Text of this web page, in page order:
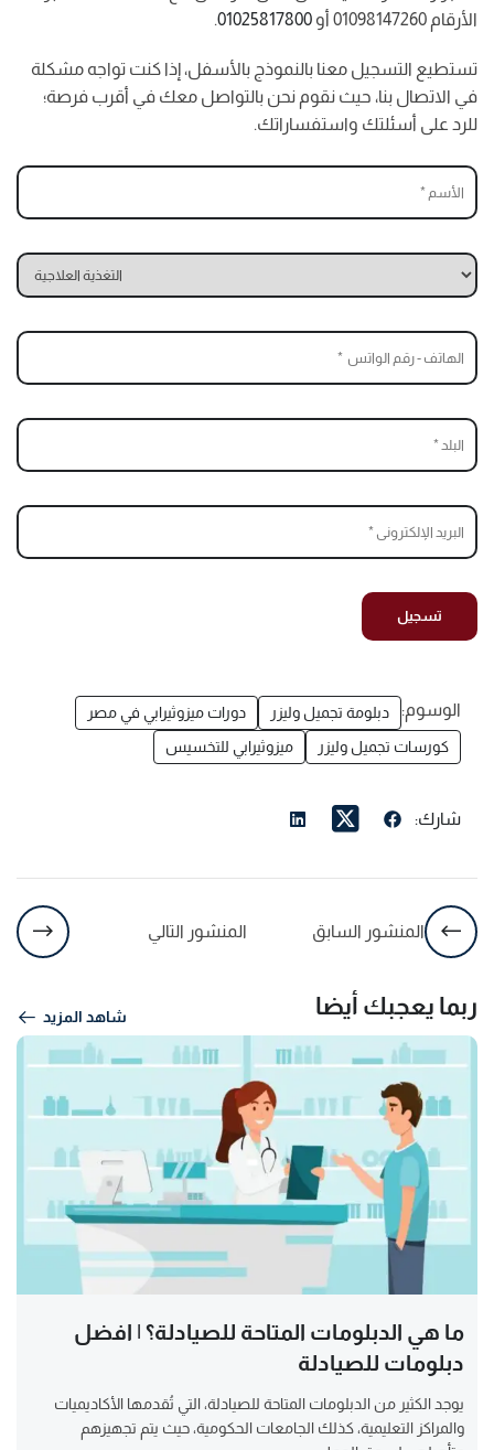
الأرقام 01098147260 أو
01025817800
.
تستطيع التسجيل معنا بالنموذج بالأسفل، إذا كنت تواجه مشكلة
في الاتصال بنا، حيث نقوم نحن بالتواصل معك في أقرب فرصة؛
للرد على أسئلتك واستفساراتك.
الوسوم: دبلومة تجميل وليزر
دورات ميزوثيرابي في مصر
كورسات تجميل وليزر
ميزوثيرابي للتخسيس
شارك:
المنشور السابق المنشور التالي
ربما يعجبك أيضا شاهد المزيد
ما هي الدبلومات المتاحة للصيادلة؟ | افضل
دبلومات للصيادلة
يوجد الكثير من الدبلومات المتاحة للصيادلة، التي تُقدمها الأكاديميات
والمراكز التعليمية، كذلك الجامعات الحكومية، حيث يتم تجهيزهم